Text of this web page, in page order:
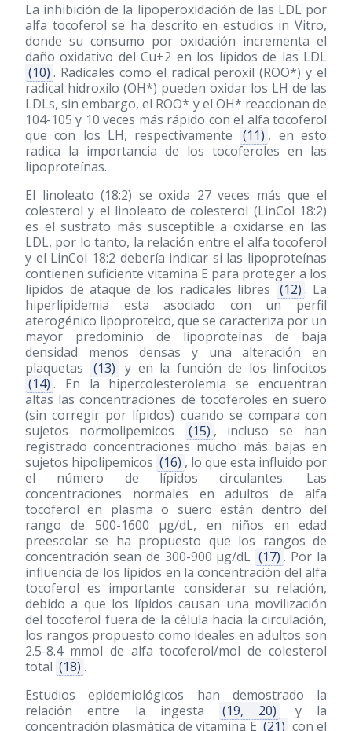
La inhibición de la lipoperoxidación de las LDL por
alfa tocoferol se ha descrito en estudios in Vitro,
donde su consumo por oxidación incrementa el
daño oxidativo del Cu+2 en los lípidos de las LDL
(10) . Radicales como el radical peroxil (ROO*) y el
radical hidroxilo (OH*) pueden oxidar los LH de las
LDLs, sin embargo, el ROO* y el OH* reaccionan de
104-105 y 10 veces más rápido con el alfa tocoferol
que con los LH, respectivamente
(11) , en esto
radica la importancia de los tocoferoles en las
lipoproteínas.
El linoleato (18:2) se oxida 27 veces más que el
colesterol y el linoleato de colesterol (LinCol 18:2)
es el sustrato más susceptible a oxidarse en las
LDL, por lo tanto, la relación entre el alfa tocoferol
y el LinCol 18:2 debería indicar si las lipoproteínas
contienen suficiente vitamina E para proteger a los
lípidos de ataque de los radicales libres (12) . La
hiperlipidemia esta asociado con un perfil
aterogénico lipoproteico, que se caracteriza por un
mayor predominio de lipoproteínas de baja
densidad menos densas y una alteración en
plaquetas
(13) y en la función de los linfocitos
(14) . En la hipercolesterolemia se encuentran
altas las concentraciones de tocoferoles en suero
(sin corregir por lípidos) cuando se compara con
sujetos normolipemicos
(15) , incluso se han
registrado concentraciones mucho más bajas en
sujetos hipolipemicos (16) , lo que esta influido por
el número de lípidos circulantes. Las
concentraciones normales en adultos de alfa
tocoferol en plasma o suero están dentro del
rango de 500-1600 μg/dL, en niños en edad
preescolar se ha propuesto que los rangos de
concentración sean de 300-900 μg/dL (17) . Por la
influencia de los lípidos en la concentración del alfa
tocoferol es importante considerar su relación,
debido a que los lípidos causan una movilización
del tocoferol fuera de la célula hacia la circulación,
los rangos propuesto como ideales en adultos son
2.5-8.4 mmol de alfa tocoferol/mol de colesterol
total (18) .
Estudios epidemiológicos han demostrado la
relación entre la ingesta
(19, 20)
y la
concentración plasmática de vitamina E (21) con el